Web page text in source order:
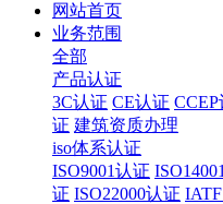
网站首页
业务范围
全部
产品认证
3C认证 CE认证
证 建筑资质办理
iso体系认证
ISO9001认证
证 ISO22000认证